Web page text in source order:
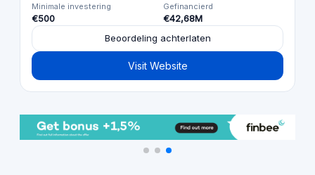
Minimale investering
€500
Gefinancierd
€42,68M
Beoordeling achterlaten
Visit Website